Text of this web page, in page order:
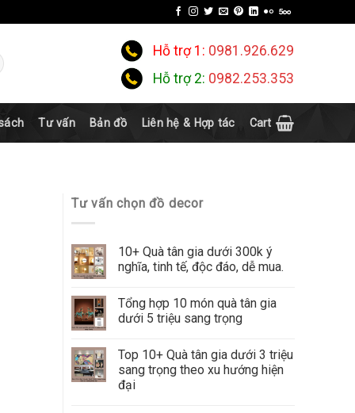
Hỗ trợ 1: 0981.926.629
Hỗ trợ 2: 0982.253.353
Tư vấn Bản đồ Liên hệ & Hợp tác Cart
Tư vấn chọn đồ decor
10+ Quà tân gia dưới 300k ý
nghĩa, tinh tế, độc đáo, dễ mua.
Tổng hợp 10 món quà tân gia
dưới 5 triệu sang trọng
Top 10+ Quà tân gia dưới 3 triệu
sang trọng theo xu hướng hiện
đại